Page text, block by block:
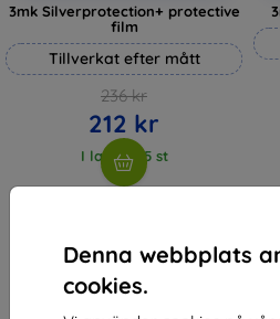
Denna webbplats
cookies.
3mk Silverprotection+ protective
film
Tillverkat efter mått
236 kr
212 kr
I lager > 5 st
av totalt4.